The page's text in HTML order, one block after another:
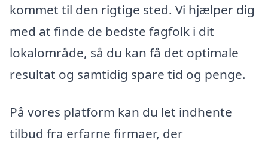
kommet til den rigtige sted. Vi hjælper dig
med at finde de bedste fagfolk i dit
lokalområde, så du kan få det optimale
resultat og samtidig spare tid og penge.
På vores platform kan du let indhente
tilbud fra erfarne firmaer, der